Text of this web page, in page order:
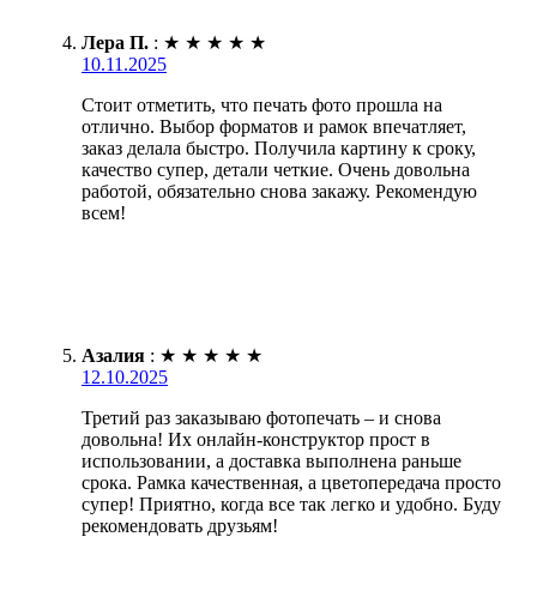
Лера П. : ★ ★ ★ ★ ★
10.11.2025
Стоит отметить, что печать фото прошла на
отлично. Выбор форматов и рамок впечатляет,
заказ делала быстро. Получила картину к сроку,
качество супер, детали четкие. Очень довольна
работой, обязательно снова закажу. Рекомендую
всем!
Азалия : ★ ★ ★ ★ ★
12.10.2025
Третий раз заказываю фотопечать – и снова
довольна! Их онлайн-конструктор прост в
использовании, а доставка выполнена раньше
срока. Рамка качественная, а цветопередача просто
супер! Приятно, когда все так легко и удобно. Буду
рекомендовать друзьям!